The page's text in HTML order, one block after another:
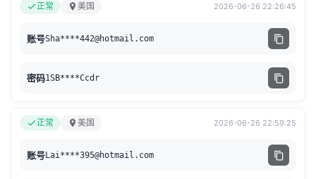
正常 美国 2026-06-26 22:26:45
账号Sha****442@hotmail.com
密码1SB****Ccdr
正常 美国 2026-06-26 22:59:25
账号Lai****395@hotmail.com